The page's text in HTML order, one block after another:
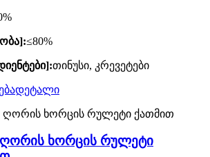
≤80%
თინუსი, კრევეტები
დეტალი
ღორის ხორცის რულეტი